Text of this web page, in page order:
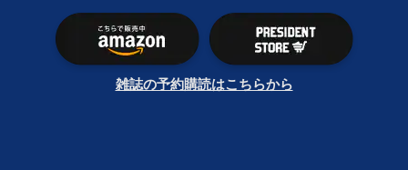
雑誌の予約購読はこちらから